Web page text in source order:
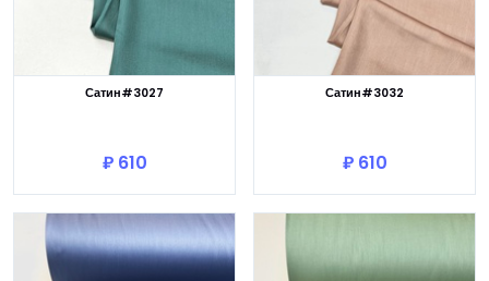
Сатин#3027
₽ 610
Сатин#3032
₽ 610